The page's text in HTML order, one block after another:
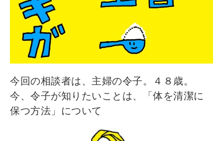
今回の相談者は、主婦の令子。４８歳。
今、令子が知りたいことは、「体を清潔に
保つ方法」について